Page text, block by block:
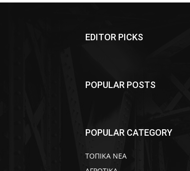
EDITOR PICKS
POPULAR POSTS
POPULAR CATEGORY
ΤΟΠΙΚΑ ΝΕΑ